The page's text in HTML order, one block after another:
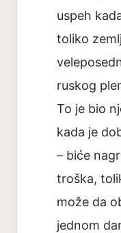
uspeh
toliko
ruskog
To je bio
kada je
– biće
troška,
može da
jednom